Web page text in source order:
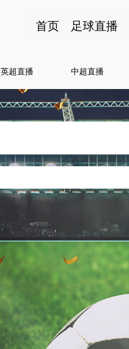
首页 足球直播
英超直播 中超直播